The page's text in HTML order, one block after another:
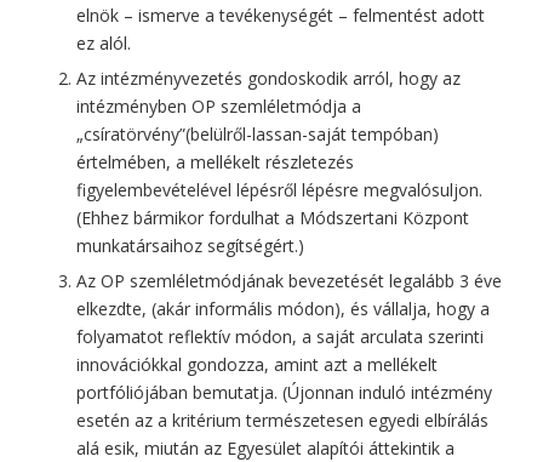
elnök – ismerve a tevékenységét – felmentést adott
ez alól.
Az intézményvezetés gondoskodik arról, hogy az
intézményben OP szemléletmódja a
„csíratörvény”(belülről-lassan-saját tempóban)
értelmében, a mellékelt részletezés
figyelembevételével lépésről lépésre megvalósuljon.
(Ehhez bármikor fordulhat a Módszertani Központ
munkatársaihoz segítségért.)
Az OP szemléletmódjának bevezetését legalább 3 éve
elkezdte, (akár informális módon), és vállalja, hogy a
folyamatot reflektív módon, a saját arculata szerinti
innovációkkal gondozza, amint azt a mellékelt
portfóliójában bemutatja. (Újonnan induló intézmény
esetén az a kritérium természetesen egyedi elbírálás
alá esik, miután az Egyesület alapítói áttekintik a